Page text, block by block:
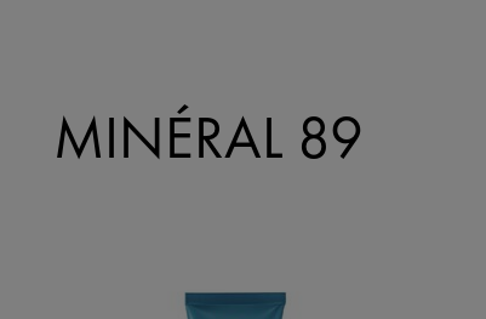
MINÉRAL 89